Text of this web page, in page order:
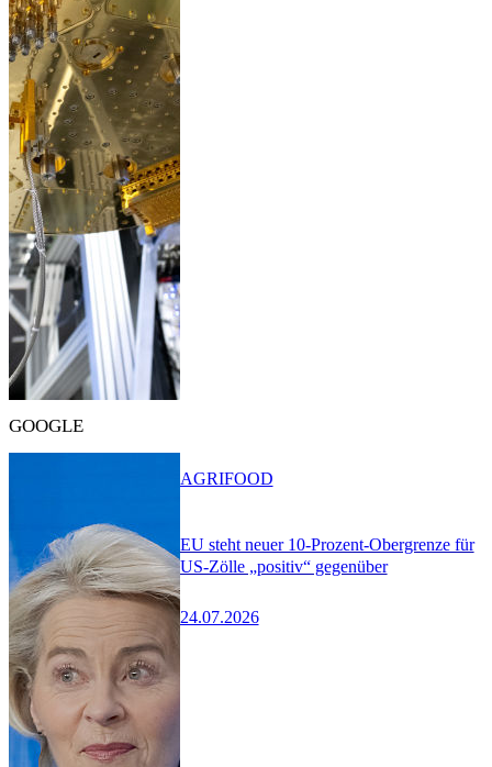
GOOGLE
EU steht neuer 10-Prozent-Obergrenze für
US-Zölle „positiv“ gegenüber
24.07.2026
AGRIFOOD